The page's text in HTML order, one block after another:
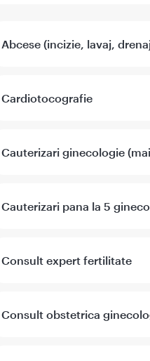
Abcese (incizie, lavaj,
Cardiotocografie
Cauterizari ginecologie
Cauterizari pana la 5
Consult expert fertilitate
Consult obstetrica